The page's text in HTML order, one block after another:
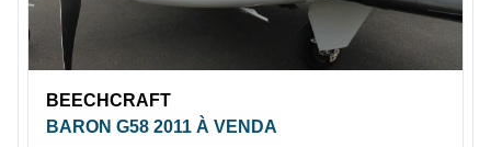
BEECHCRAFT
BARON G58 2011 À VENDA